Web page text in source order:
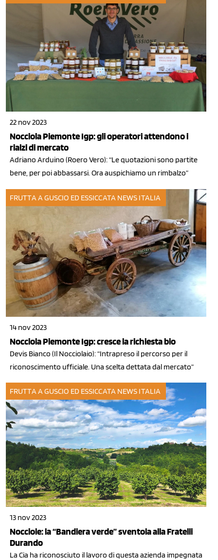
22 nov 2023
Nocciola Piemonte Igp: gli operatori attendono i
rialzi di mercato
Adriano Arduino (Roero Vero): “Le quotazioni sono partite
bene, per poi abbassarsi. Ora auspichiamo un rimbalzo”
FRUTTA A GUSCIO ED ESSICCATA NEWS ITALIA
14 nov 2023
Nocciola Piemonte Igp: cresce la richiesta bio
Devis Bianco (Il Nocciolaio): “Intrapreso il percorso per il
riconoscimento ufficiale. Una scelta dettata dal mercato”
FRUTTA A GUSCIO ED ESSICCATA NEWS ITALIA
13 nov 2023
Nocciole: la “Bandiera verde” sventola alla Fratelli
Durando
La Cia ha riconosciuto il lavoro di questa azienda impegnata